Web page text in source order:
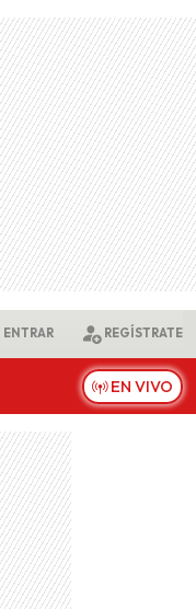
ENTRAR REGÍSTRATE
EN VIVO